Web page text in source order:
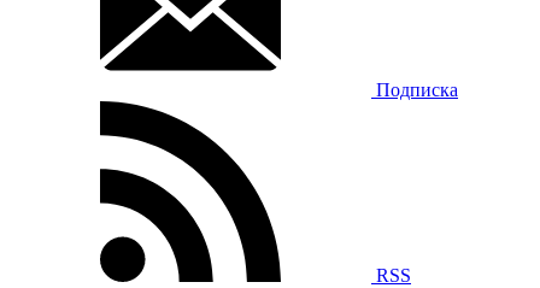
Подписка
RSS